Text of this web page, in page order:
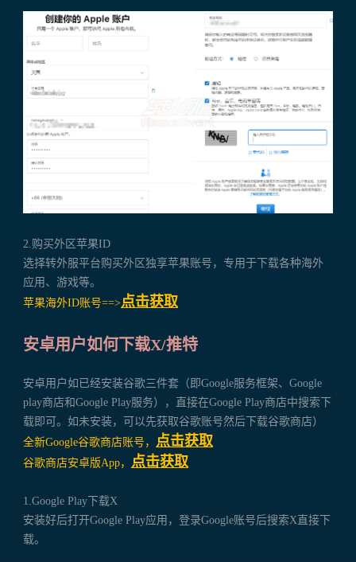
2.购买外区苹果ID
选择转外服平台购买外区独享苹果账号，专用于下载各种海外
应用、游戏等。
苹果海外ID账号==> 点击获取
安卓用户如何下载X/推特
安卓用户如已经安装谷歌三件套（即Google服务框架、Google
play商店和Google Play服务），直接在Google Play商店中搜索下
载即可。如未安装，可以先获取谷歌账号然后下载谷歌商店）
全新Google谷歌商店账号，
点击获取
谷歌商店安卓版App， 点击获取
1.Google Play下载X
安装好后打开Google Play应用，登录Google账号后搜索X直接下
载。